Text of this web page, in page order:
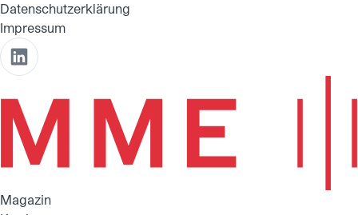
Datenschutzerklärung
Impressum
Magazin